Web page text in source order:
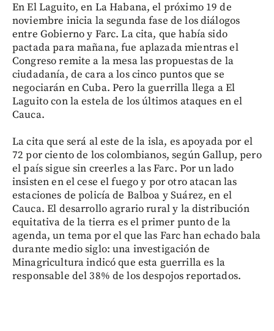
En El Laguito, en La Habana, el próximo 19 de
noviembre inicia la segunda fase de los diálogos
entre Gobierno y Farc. La cita, que había sido
pactada para mañana, fue aplazada mientras el
Congreso remite a la mesa las propuestas de la
ciudadanía, de cara a los cinco puntos que se
negociarán en Cuba. Pero la guerrilla llega a El
Laguito con la estela de los últimos ataques en el
Cauca.
La cita que será al este de la isla, es apoyada por el
72 por ciento de los colombianos, según Gallup, pero
el país sigue sin creerles a las Farc. Por un lado
insisten en el cese el fuego y por otro atacan las
estaciones de policía de Balboa y Suárez, en el
Cauca. El desarrollo agrario rural y la distribución
equitativa de la tierra es el primer punto de la
agenda, un tema por el que las Farc han echado bala
durante medio siglo: una investigación de
Minagricultura indicó que esta guerrilla es la
responsable del 38% de los despojos reportados.